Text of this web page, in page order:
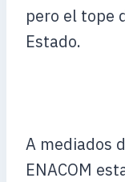
pero el tope
Estado.
A mediados
ENACOM